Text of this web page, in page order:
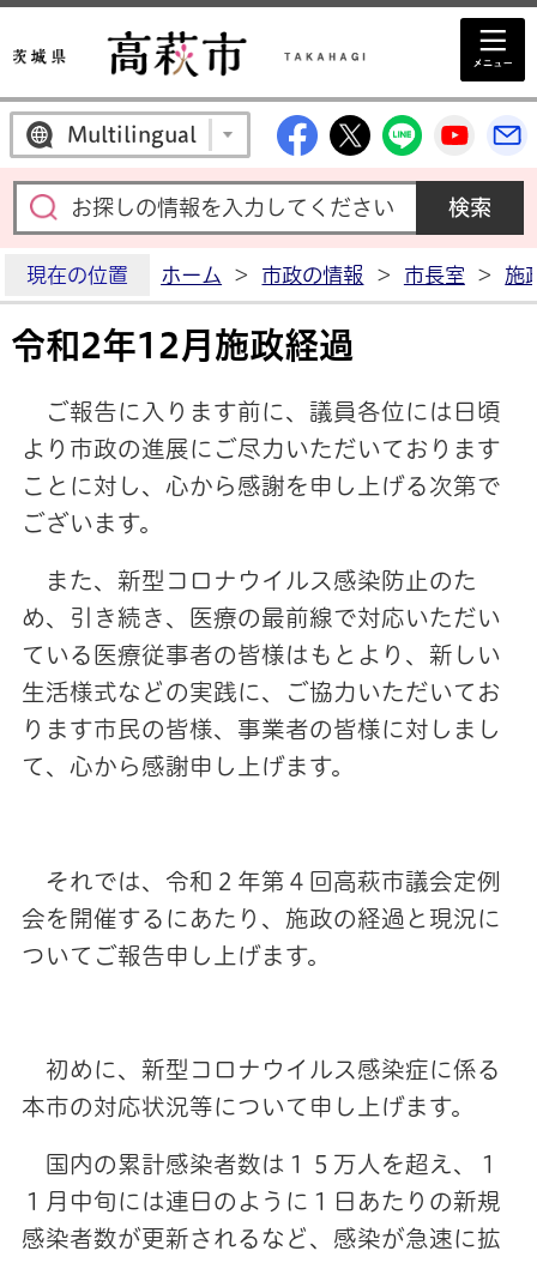
Multilingual 高萩市公式
高萩市公式X
高萩市
高
現在の位置 ホーム > 市政の情報 > 市長室 > 施
令和2年12月施政経過
ご報告に入ります前に、議員各位には日頃
より市政の進展にご尽力いただいております
ことに対し、心から感謝を申し上げる次第で
ございます。
また、新型コロナウイルス感染防止のた
め、引き続き、医療の最前線で対応いただい
ている医療従事者の皆様はもとより、新しい
生活様式などの実践に、ご協力いただいてお
ります市民の皆様、事業者の皆様に対しまし
て、心から感謝申し上げます。
それでは、令和２年第４回高萩市議会定例
会を開催するにあたり、施政の経過と現況に
ついてご報告申し上げます。
初めに、新型コロナウイルス感染症に係る
本市の対応状況等について申し上げます。
国内の累計感染者数は１５万人を超え、１
１月中旬には連日のように１日あたりの新規
感染者数が更新されるなど、感染が急速に拡